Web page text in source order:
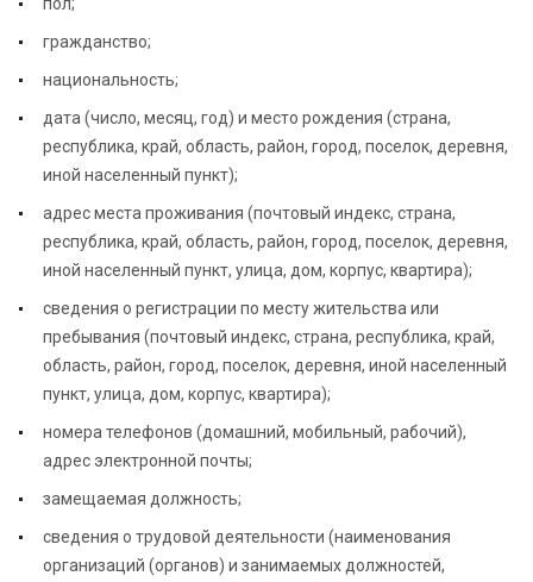
гражданство;
национальность;
дата (число, месяц, год) и место рождения (страна,
республика, край, область, район, город, поселок, деревня,
иной населенный пункт);
адрес места проживания (почтовый индекс, страна,
республика, край, область, район, город, поселок, деревня,
иной населенный пункт, улица, дом, корпус, квартира);
сведения о регистрации по месту жительства или
пребывания (почтовый индекс, страна, республика, край,
область, район, город, поселок, деревня, иной населенный
пункт, улица, дом, корпус, квартира);
номера телефонов (домашний, мобильный, рабочий),
адрес электронной почты;
замещаемая должность;
сведения о трудовой деятельности (наименования
организаций (органов) и занимаемых должностей,